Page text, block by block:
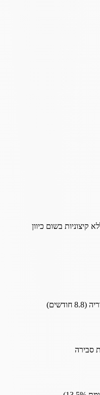
קיצוניות בשום כיוון